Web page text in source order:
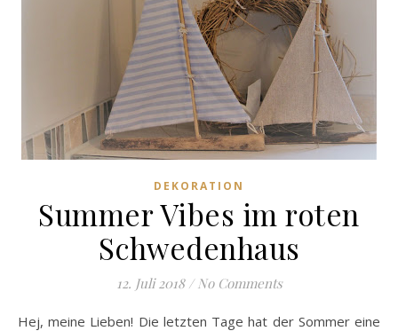
DEKORATION
Summer Vibes im roten
Schwedenhaus
12. Juli 2018 / No Comments
Hej, meine Lieben! Die letzten Tage hat der Sommer eine